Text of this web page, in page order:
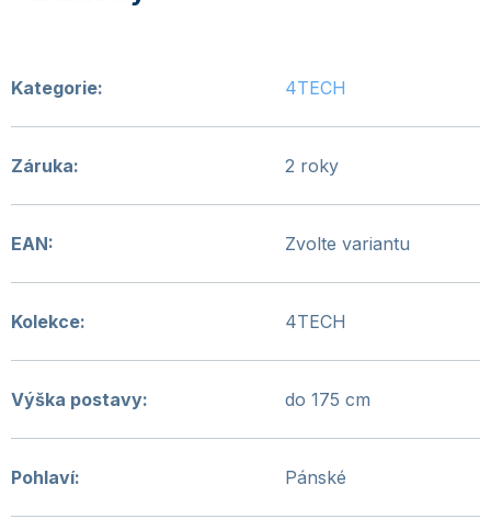
Kategorie: 4TECH
Záruka: 2 roky
EAN: Zvolte variantu
Kolekce: 4TECH
Výška postavy: do 175 cm
Pohlaví: Pánské